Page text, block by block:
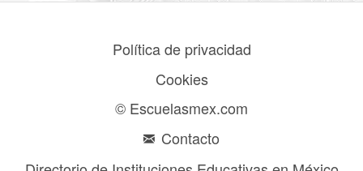
Política de privacidad
Cookies
© Escuelasmex.com
Contacto